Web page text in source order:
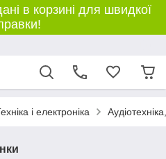
в корзині для швидкої
і електроніка